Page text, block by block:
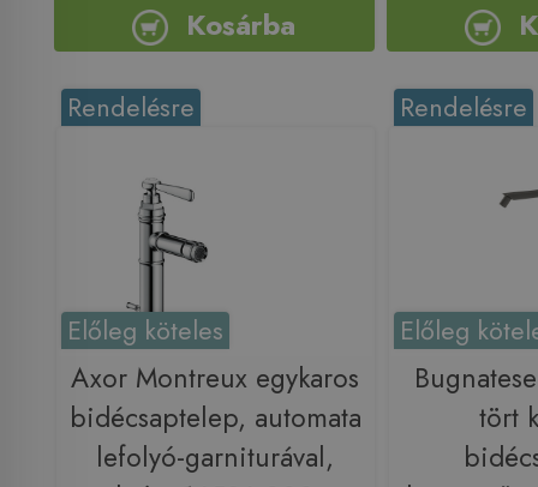
Kosárba
Rendelésre
Előleg köteles
Axor Montreux egykaros
bidécsaptelep, automata
lefolyó-garniturával,
Rendelésre
Előleg
tört